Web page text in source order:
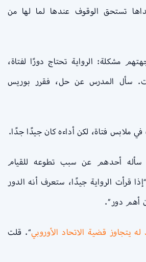
تستحق الوقوف عندها لما لها من
مشكلة: الرواية تحتاج دورًا لفتاة،
سأل المدرس عن حل، فقرر بوريس
ملابس فتاة، لكن أداءه كان جيدًا جدًا.
سأله أحدهم عن سبب تطوعه للقيام
قرأت الرواية جيدًا، ستعرف أنه الدور
أهم دور”.
يتجاوز قضية الاتحاد الأوروبي“. قلت